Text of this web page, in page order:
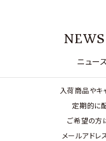
ニュー
入荷商品やキ
定期的に
ご希望の方
メールアドレ